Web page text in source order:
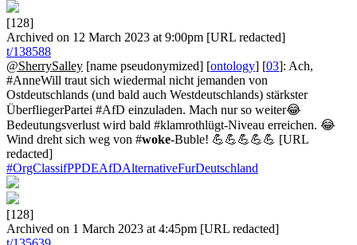
[128]
Archived on 12 March 2023 at 9:00pm [URL redacted]
t/138588
@SherrySalley [name pseudonymized] [ontology] [03]: Ach,
#AnneWill traut sich wiedermal nicht jemanden von
Ostdeutschlands (und bald auch Westdeutschlands) stärkster
ÜberfliegerPartei #AfD einzuladen. Mach nur so weiter😂
Bedeutungsverlust wird bald #klamrothlügt-Niveau erreichen. 😂
Wind dreht sich weg von #woke-Buble! 💪💪💪💪💪 [URL
redacted]
#OrgClassifPPDEAfDAlternativeFurDeutschland
[128]
Archived on 1 March 2023 at 4:45pm [URL redacted]